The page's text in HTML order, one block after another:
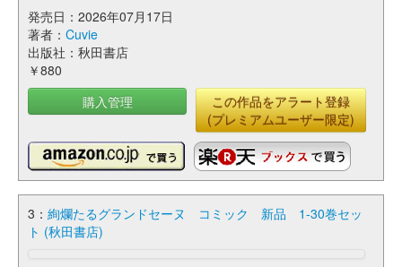
発売日：2026年07月17日
著者： Cuvie
出版社：秋田書店
￥880
購入管理
この作品をアラート登録
(プレミアムユーザー限定)
3： 絢爛たるグランドセーヌ コミック 新品 1-30巻セッ
ト (秋田書店)